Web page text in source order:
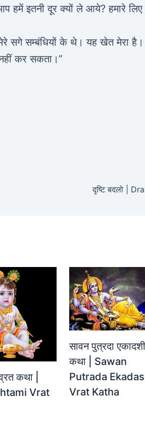
इतनी दूर क्यों ले आये? हमारे लिए
सगे सम्बंधियों के थे। यह खेत मेरा
कर सकता।”
दृष्टि बदलो |
कथा |
Vrat
सावन पुत्रदा
कथा | Sawan
Putrada
Vrat Katha